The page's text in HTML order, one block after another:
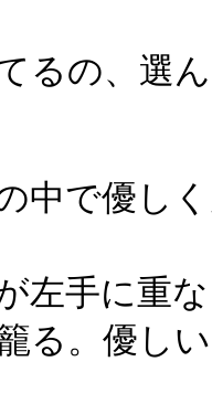
るの、選
中で優し
左手に重
る。優し